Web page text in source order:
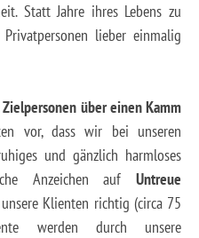
Statt Jahre ihres Lebens zu
lieber einmalig
über einen Kamm
vor, dass wir bei unseren
und gänzlich harmloses
Anzeichen auf Untreue
Klienten richtig (circa 75
werden durch unsere